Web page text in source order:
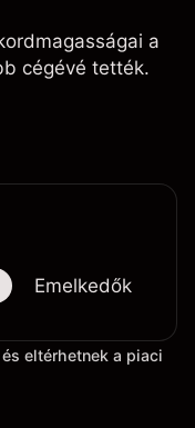
a
cégévé tették.
Emelkedők
eltérhetnek a piaci